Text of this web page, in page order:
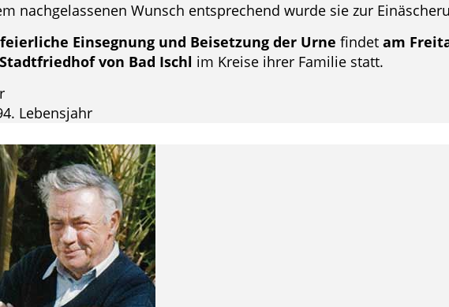
nachgelassenen Wunsch entsprechend wurde sie zur
feierliche Einsegnung und Beisetzung der Urne findet am
Stadtfriedhof von Bad Ischl im Kreise ihrer Familie statt.
Lebensjahr